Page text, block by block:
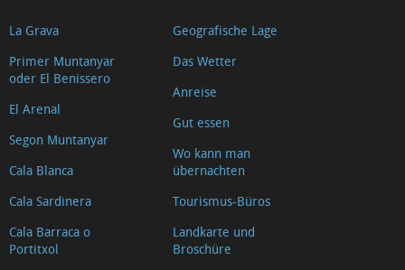
La Grava
Primer Muntanyar
oder El Benissero
El Arenal
Segon Muntanyar
Cala Blanca
Cala Sardinera
Cala Barraca o
Portitxol
Geografische Lage
Das Wetter
Anreise
Gut essen
Wo kann man
übernachten
Tourismus-Büros
Landkarte und
Broschüre